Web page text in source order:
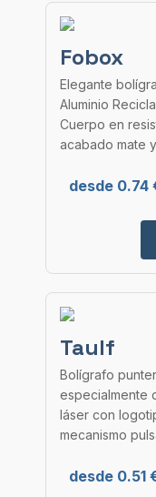
Fobox
Elegante
Aluminio
Cuerpo en
acabado mate
desde 0.74
Taulf
Bolígrafo
especialmente
láser con
mecanismo
desde 0.51